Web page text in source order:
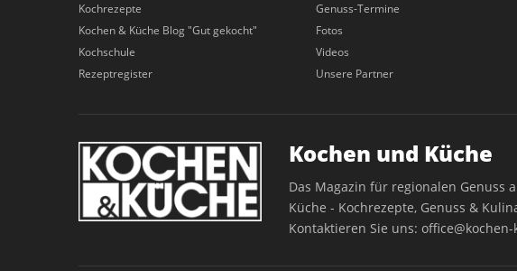
Kochrezepte
Kochen & Küche Blog "Gut gekocht"
Kochschule
Rezeptregister
Genuss-Termine
Fotos
Videos
Unsere Partner
Kochen und Küche
Das Magazin für regionalen Genuss
Küche - Kochrezepte, Genuss &
Kontaktieren Sie uns: